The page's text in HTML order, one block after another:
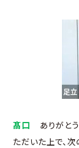
髙口 ありがと
ただいた上で、